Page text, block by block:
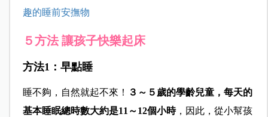
趣的睡前安撫物
５方法 讓孩子快樂起床
方法1：早點睡
睡不夠，自然就起不來！
３～５歲的學齡兒童，每天的
基本睡眠總時數大約是11～12個小時，因此，從小幫孩